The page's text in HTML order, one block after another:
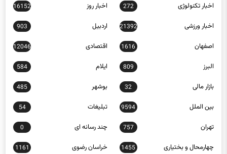
اخبار تکنولوژی 272 اخبار روز 16152
اخبار ورزشی 21392 اردبیل 903
اصفهان 1616 اقتصادی 12046
البرز 809 ایلام 584
بازار مالی 32 بوشهر 485
بین الملل 9594 تبلیغات 54
تهران 757 چند رسانه ای 0
چهارمحال و بختیاری 1455 خراسان رضوی 1161